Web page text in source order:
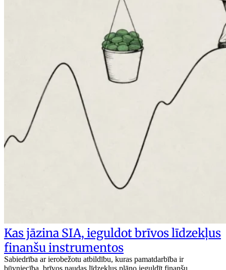
Kas jāzina SIA, ieguldot brīvos līdzekļus
finanšu instrumentos
Sabiedrība ar ierobežotu atbildību, kuras pamatdarbība ir